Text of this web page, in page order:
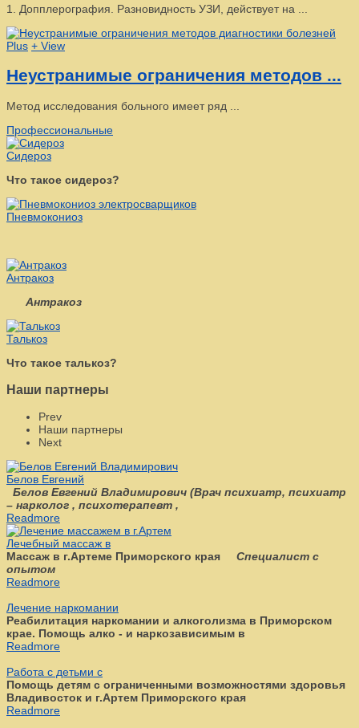
1. Допплерография. Разновидность УЗИ, действует на ...
Plus + View
Неустранимые ограничения методов ...
Метод исследования больного имеет ряд ...
Профессиональные
Сидероз
Что такое сидероз?
Пневмокониоз
Антракоз
Антракоз
Талькоз
Что такое талькоз?
Наши партнеры
Prev
Наши партнеры
Next
Белов Евгений
Белов Евгений Владимирович (Врач психиатр, психиатр
– нарколог , психотерапевт ,
Readmore
Лечебный массаж в
Массаж в г.Артеме Приморского края
Специалист с
опытом
Readmore
Лечение наркомании
Реабилитация наркомании и алкоголизма в Приморском
крае. Помощь алко - и наркозависимым в
Readmore
Работа с детьми с
Помощь детям с ограниченными возможностями здоровья
Владивосток и г.Артем Приморского края
Readmore